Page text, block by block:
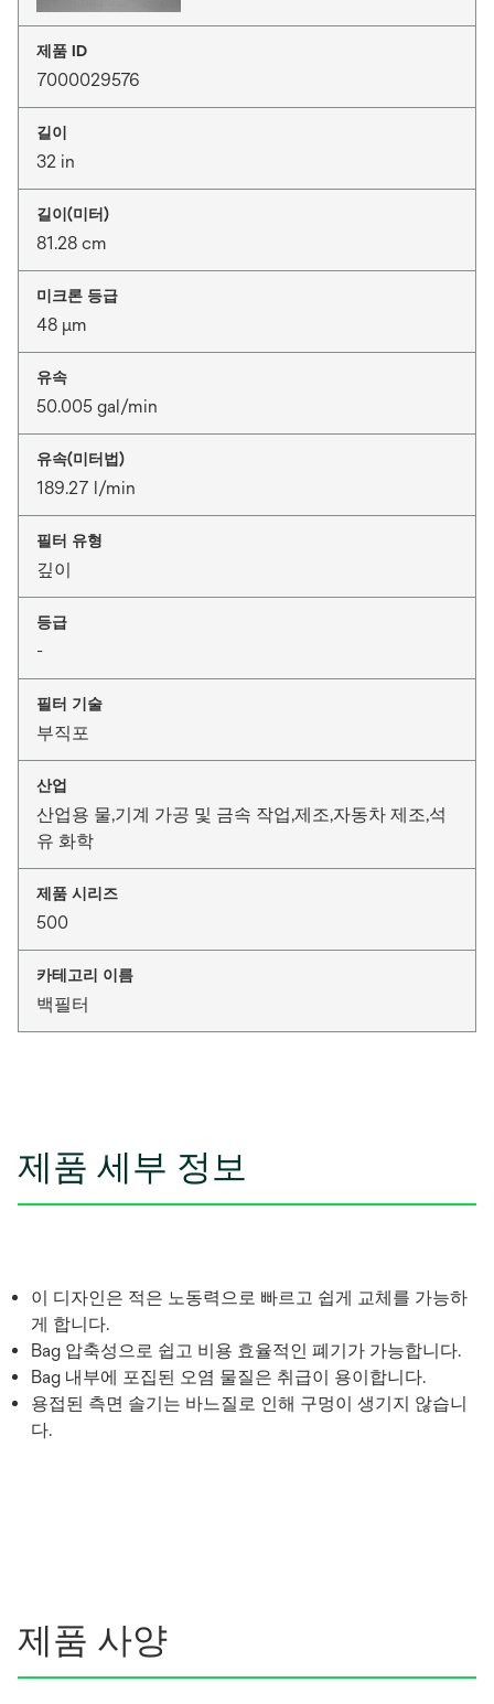
제품 ID
7000029576
길이
32 in
길이(미터)
81.28 cm
미크론 등급
48 μm
유속
50.005 gal/min
유속(미터법)
189.27 l/min
필터 유형
깊이
등급
-
필터 기술
부직포
산업
산업용 물,기계 가공 및 금속 작업,제조,자동차 제조,석
유 화학
제품 시리즈
500
카테고리 이름
백필터
제품 세부 정보
이 디자인은 적은 노동력으로 빠르고 쉽게 교체를 가능하
게 합니다.
Bag 압축성으로 쉽고 비용 효율적인 폐기가 가능합니다.
Bag 내부에 포집된 오염 물질은 취급이 용이합니다.
용접된 측면 솔기는 바느질로 인해 구멍이 생기지 않습니
다.
제품 사양